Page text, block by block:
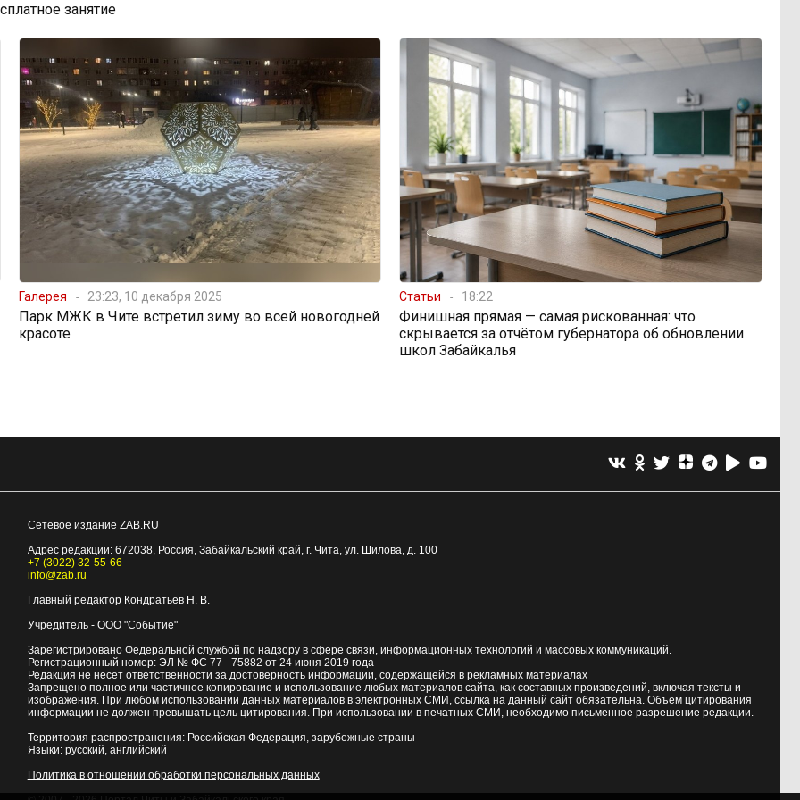
занятие
Галерея 23:23, 10 декабря 2025
Парк МЖК в Чите встретил зиму во всей новогодней
красоте
Статьи 18:22
Финишная прямая — самая рискованная: что
скрывается за отчётом губернатора об обновлении
школ Забайкалья
Сетевое издание ZAB.RU
Адрес редакции: 672038, Россия, Забайкальский край, г. Чита, ул. Шилова, д. 100
+7 (3022) 32-55-66
info@zab.ru
Главный редактор Кондратьев Н. В.
Учредитель - ООО "Событие"
Зарегистрировано Федеральной службой по надзору в сфере связи, информационных технологий и массовых коммуникаций.
Регистрационный номер: ЭЛ № ФС 77 - 75882 от 24 июня 2019 года
Редакция не несет ответственности за достоверность информации, содержащейся в рекламных материалах
Запрещено полное или частичное копирование и использование любых материалов сайта, как составных произведений, включая тексты и
изображения. При любом использовании данных материалов в электронных СМИ, ссылка на данный сайт обязательна. Объем цитирования
информации не должен превышать цель цитирования. При использовании в печатных СМИ, необходимо письменное разрешение редакции.
Территория распространения: Российская Федерация, зарубежные страны
Языки: русский, английский
Политика в отношении обработки персональных данных